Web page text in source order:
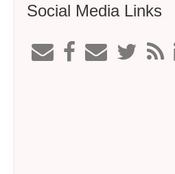
Social Media Links